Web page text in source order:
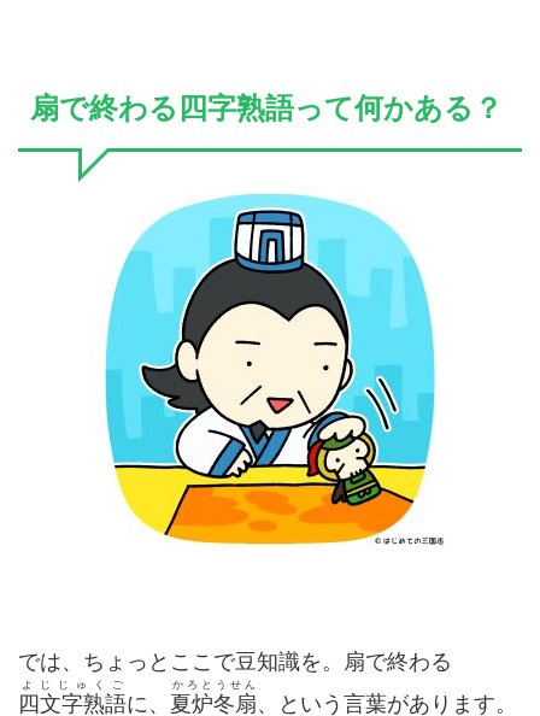
扇で終わる四字熟語って何かある？
では、ちょっとここで豆知識を。扇で終わる
四文字熟語
よじじゅくご
に、 夏炉冬扇
かろとうせん
、という言葉があります。